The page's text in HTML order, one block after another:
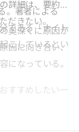
。著者による
である「ナイト
こしているとい
詳細は、要約で
だきたい。
奥深くに原因が
因に向き合い、
になっている。
すすめしたい一